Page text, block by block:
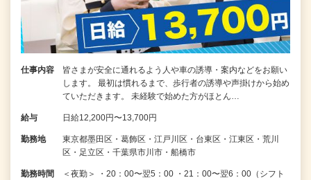
仕事内容
皆さまが安全に通れるよう人や車の誘導・案内などをお願い
します。 最初は慣れるまで、歩行者の誘導や声掛けから始め
ていただきます。 未経験で始めた方がほとん…
給与 日給12,200円〜13,700円
勤務地
東京都墨田区・葛飾区・江戸川区・台東区・江東区・荒川
区・足立区・千葉県市川市・船橋市
勤務時間
＜夜勤＞ ・20：00〜翌5：00 ・21：00〜翌6：00（シフト